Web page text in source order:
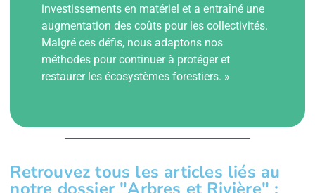
investissements en matériel et a entraîné une
augmentation des coûts pour les collectivités.
Malgré ces défis, nous adaptons nos
méthodes pour continuer à protéger et
restaurer les écosystèmes forestiers. »
Retrouvez tous les articles liés au